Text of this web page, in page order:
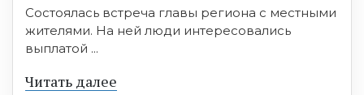
Состоялась встреча главы региона с местными
жителями. На ней люди интересовались
выплатой ...
Читать далее